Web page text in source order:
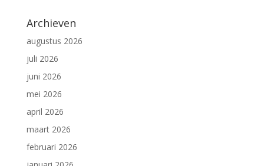
Archieven
augustus 2026
juli 2026
juni 2026
mei 2026
april 2026
maart 2026
februari 2026